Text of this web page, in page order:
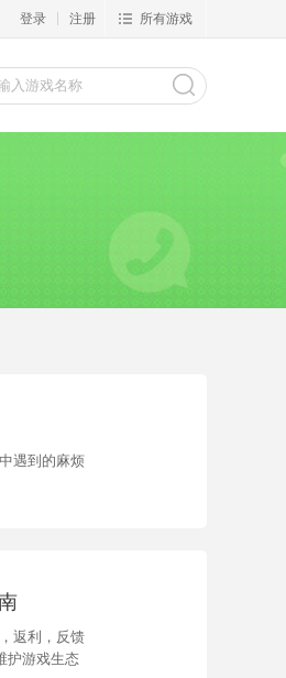
所有游戏
登录 注册
遇到的麻烦
返利，反馈
护游戏生态